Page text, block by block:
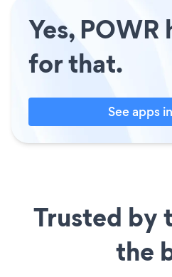
Yes, POWR
for that.
See apps
Trusted by
the